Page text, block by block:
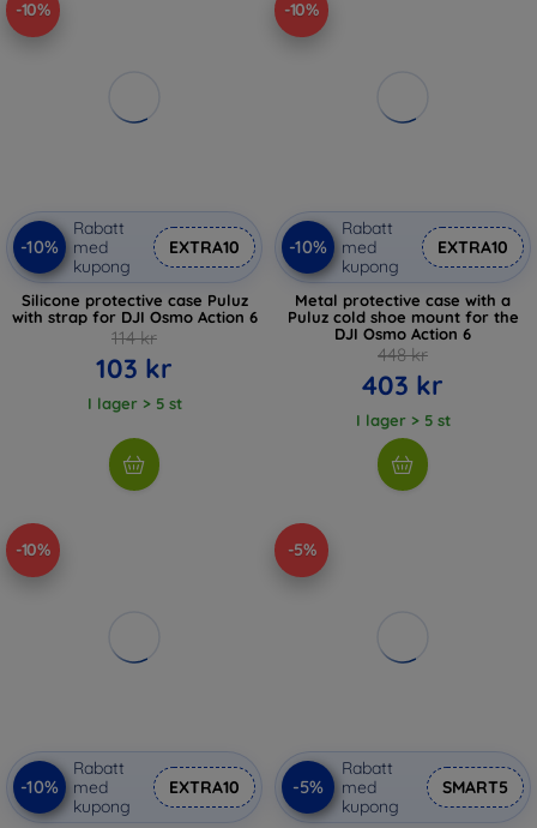
-10%
-10%
Rabatt
med
kupong
EXTRA10
Silicone protective case Puluz
with strap for DJI Osmo Action 6
114 kr
103 kr
I lager > 5 st
-10%
-10%
Rabatt
med
kupong
EXTRA10
Metal protective case with a
Puluz cold shoe mount for the
DJI Osmo Action 6
448 kr
403 kr
I lager > 5 st
-10%
-10%
Rabatt
med
kupong
EXTRA10
-5%
-5%
Rabatt
med
kupong
SMART5